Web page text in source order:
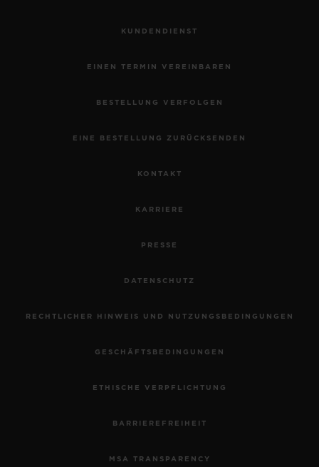
KUNDENDIENST
EINEN TERMIN VEREINBAREN
BESTELLUNG VERFOLGEN
EINE BESTELLUNG ZURÜCKSENDEN
KONTAKT
KARRIERE
PRESSE
DATENSCHUTZ
RECHTLICHER HINWEIS UND NUTZUNGSBEDINGUNGEN
GESCHÄFTSBEDINGUNGEN
ETHISCHE VERPFLICHTUNG
BARRIEREFREIHEIT
MSA TRANSPARENCY